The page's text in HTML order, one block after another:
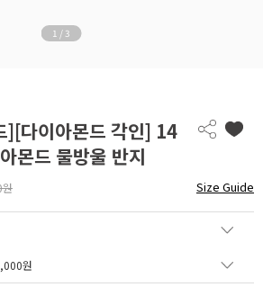
1 / 3
][다이아몬드 각인] 14
몬드 물방울 반지
Size Guide
원